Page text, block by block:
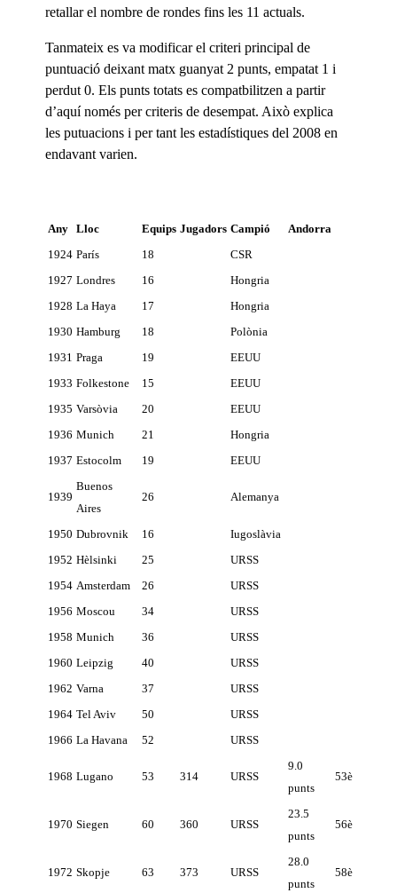
retallar el nombre de rondes fins les 11 actuals.
Tanmateix es va modificar el criteri principal de
puntuació deixant matx guanyat 2 punts, empatat 1 i
perdut 0. Els punts totats es compatbilitzen a partir
d’aquí només per criteris de desempat. Això explica
les putuacions i per tant les estadístiques del 2008 en
endavant varien.
Any Lloc Equips Jugadors Campió
Andorra
1924 París 18
CSR
1927 Londres 16
Hongria
1928 La Haya 17
Hongria
1930 Hamburg 18
Polònia
1931 Praga 19
EEUU
1933 Folkestone 15
EEUU
1935 Varsòvia 20
EEUU
1936 Munich 21
Hongria
1937 Estocolm 19 EEUU
1939
Buenos
Aires
26 Alemanya
1950 Dubrovnik 16
Iugoslàvia
1952 Hèlsinki 25
URSS
1954 Amsterdam 26
URSS
1956 Moscou 34
URSS
1958 Munich 36
URSS
1960 Leipzig 40
URSS
1962 Varna 37
URSS
1964 Tel Aviv 50
URSS
1966 La Havana 52 URSS
1968 Lugano 53 314 URSS
9.0
punts
53è
1970 Siegen 60 360 URSS
23.5
punts
56è
1972 Skopje 63 373 URSS
28.0
punts
58è